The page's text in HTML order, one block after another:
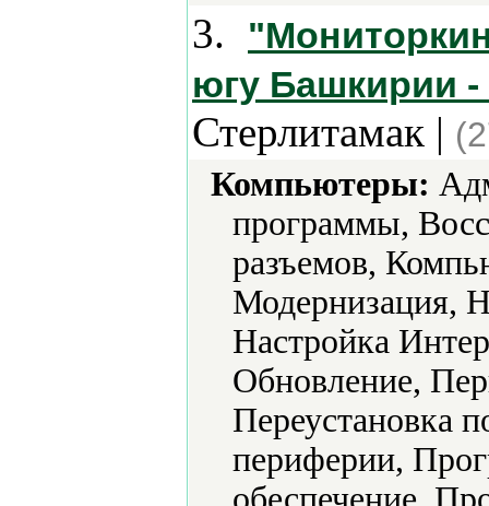
3.
югу Башкирии -
Стерлитамак |
Компьютеры:
программы,
разъемов,
Модернизация,
Настройка
Обновление,
Переустановка
периферии,